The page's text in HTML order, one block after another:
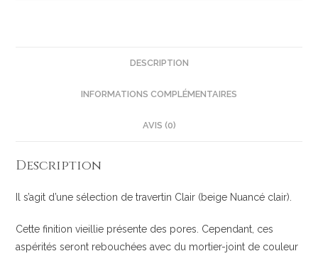
DESCRIPTION
INFORMATIONS COMPLÉMENTAIRES
AVIS (0)
Description
Il s’agit d’une sélection de travertin Clair (beige Nuancé clair).
Cette finition vieillie présente des pores. Cependant, ces
aspérités seront rebouchées avec du mortier-joint de couleur